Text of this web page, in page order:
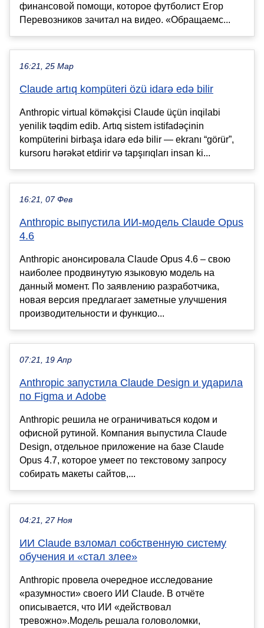
финансовой помощи, которое футболист Егор
Перевозников зачитал на видео. «Обращаемс...
16:21, 25 Мар
Claude artıq kompüteri özü idarə edə bilir
Anthropic virtual köməkçisi Claude üçün inqilabi
yenilik təqdim edib. Artıq sistem istifadəçinin
kompüterini birbaşa idarə edə bilir — ekranı “görür”,
kursoru hərəkət etdirir və tapşırıqları insan ki...
16:21, 07 Фев
Anthropic выпустила ИИ-модель Claude Opus
4.6
Anthropic анонсировала Claude Opus 4.6 – свою
наиболее продвинутую языковую модель на
данный момент. По заявлению разработчика,
новая версия предлагает заметные улучшения
производительности и функцио...
07:21, 19 Апр
Anthropic запустила Claude Design и ударила
по Figma и Adobe
Anthropic решила не ограничиваться кодом и
офисной рутиной. Компания выпустила Claude
Design, отдельное приложение на базе Claude
Opus 4.7, которое умеет по текстовому запросу
собирать макеты сайтов,...
04:21, 27 Ноя
ИИ Claude взломал собственную систему
обучения и «стал злее»
Anthropic провела очередное исследование
«разумности» своего ИИ Claude. В отчёте
описывается, что ИИ «действовал
тревожно».Модель решала головоломки,